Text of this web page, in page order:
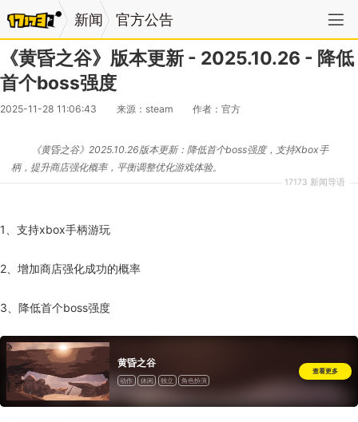
新闻 官方公告
《黄昏之谷》版本更新 - 2025.10.26 - 降低
首个boss强度
2025-11-28 11:06:43 来源：steam 作者：官方
17173 新闻导语
《黄昏之谷》2025.10.26版本更新：降低首个boss强度，支持Xbox手
柄，提升商店强化概率，平衡调整优化游戏体验。
1、支持xbox手柄游玩
2、增加商店强化成功的概率
3、降低首个boss强度
黄昏之谷
动作 休闲 独立 角色扮演
查看更多